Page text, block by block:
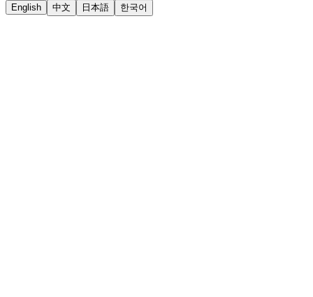
English 中文 日本語 한국어